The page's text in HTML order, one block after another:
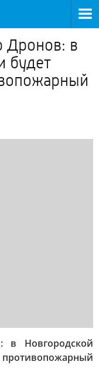
Дронов: в
будет
в Новгородской